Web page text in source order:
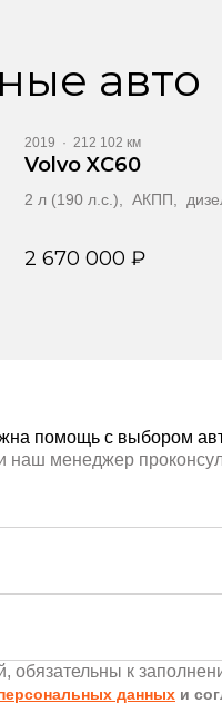
авто
Видео
2019 · 212 102 км
Volvo XC60
2 л (190 л.с.), АКПП,
2 670 000 ₽
помощь с выбором
наш менеджер
обязательны к
данных и